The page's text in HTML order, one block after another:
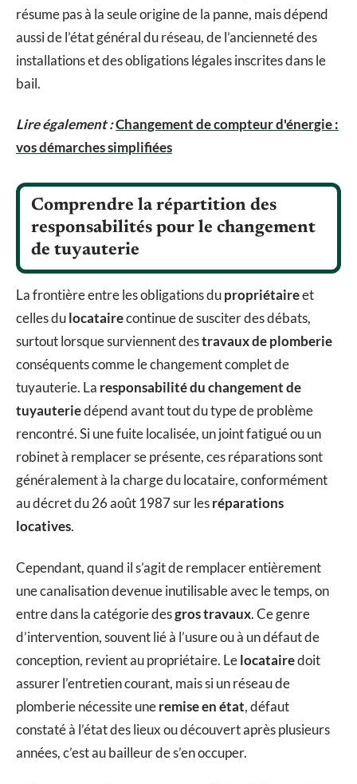
résume pas à la seule origine de la panne, mais dépend
aussi de l’état général du réseau, de l’ancienneté des
installations et des obligations légales inscrites dans le
bail.
Lire également :Changement de compteur d'énergie :
vos démarches simplifiées
Comprendre la répartition des
responsabilités pour le changement
de tuyauterie
La frontière entre les obligations dupropriétaireet
celles dulocatairecontinue de susciter des débats,
surtout lorsque surviennent destravaux de plomberie
conséquents comme le changement complet de
tuyauterie. La responsabilité du changement de
tuyauteriedépend avant tout du type de problème
rencontré. Si une fuite localisée, un joint fatigué ou un
robinet à remplacer se présente, ces réparations sont
généralement à la charge du locataire, conformément
au décret du 26 août 1987 sur lesréparations
locatives.
Cependant, quand il s’agit de remplacer entièrement
une canalisation devenue inutilisable avec le temps, on
entre dans la catégorie desgros travaux. Ce genre
d’intervention, souvent lié à l’usure ou à un défaut de
conception, revient au propriétaire. Lelocatairedoit
assurer l’entretien courant, mais si un réseau de
plomberie nécessite uneremise en état, défaut
constaté à l’état des lieux ou découvert après plusieurs
années, c’est au bailleur de s’en occuper.